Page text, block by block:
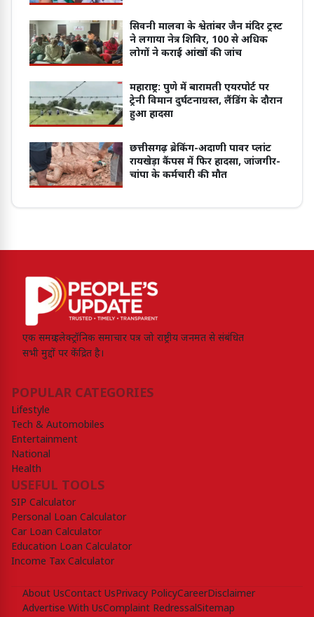
सिवनी मालवा के श्वेतांबर जैन मंदिर ट्रस्ट
ने लगाया नेत्र शिविर, 100 से अधिक
लोगों ने कराई आंखों की जांच
महाराष्ट्र: पुणे में बारामती एयरपोर्ट पर
ट्रेनी विमान दुर्घटनाग्रस्त, लैंडिंग के दौरान
हुआ हादसा
छत्तीसगढ़ ब्रेकिंग-अदाणी पावर प्लांट
रायखेड़ा कैंपस में फिर हादसा, जांजगीर-
चांपा के कर्मचारी की मौत
एक समग्र इलेक्ट्रॉनिक समाचार पत्र जो राष्ट्रीय जनमत से संबंधित
सभी मुद्दों पर केंद्रित है।
POPULAR CATEGORIES
Lifestyle
Tech & Automobiles
Entertainment
National
Health
USEFUL TOOLS
SIP Calculator
Personal Loan Calculator
Car Loan Calculator
Education Loan Calculator
Income Tax Calculator
About UsContact UsPrivacy PolicyCareerDisclaimer
Advertise With UsComplaint RedressalSitemap